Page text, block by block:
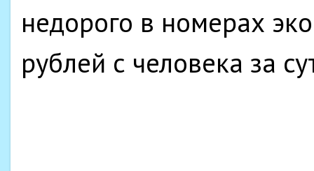
недорого в номерах
рублей с человека за